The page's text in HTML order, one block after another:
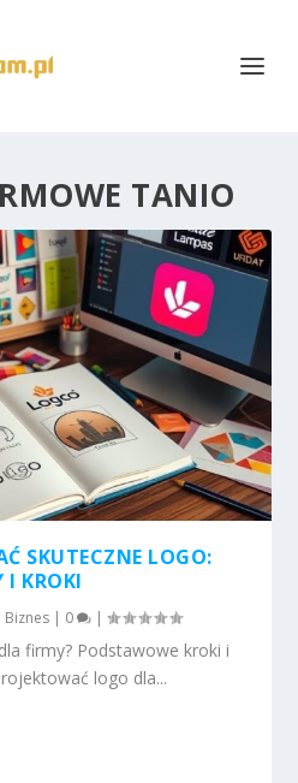
TANIO
SKUTECZNE LOGO:
I KROKI
Biznes | 0 |
firmy? Podstawowe kroki i
logo dla...